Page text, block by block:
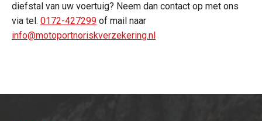
diefstal van uw voertuig? Neem dan contact op met ons
via tel. 0172-427299 of mail naar
info@motoportnoriskverzekering.nl